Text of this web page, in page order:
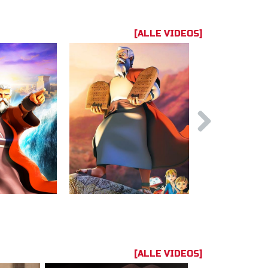
[ALLE VIDEOS]
[ALLE VIDEOS]